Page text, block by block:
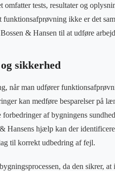
tests, resultater og
ikke er det
& Hansen til at udføre
sikkerhed
når man udfører
kan medføre besparelser på
af bygningens
Hansens hjælp kan der
til korrekt udbedring af fejl.
da den sikrer,